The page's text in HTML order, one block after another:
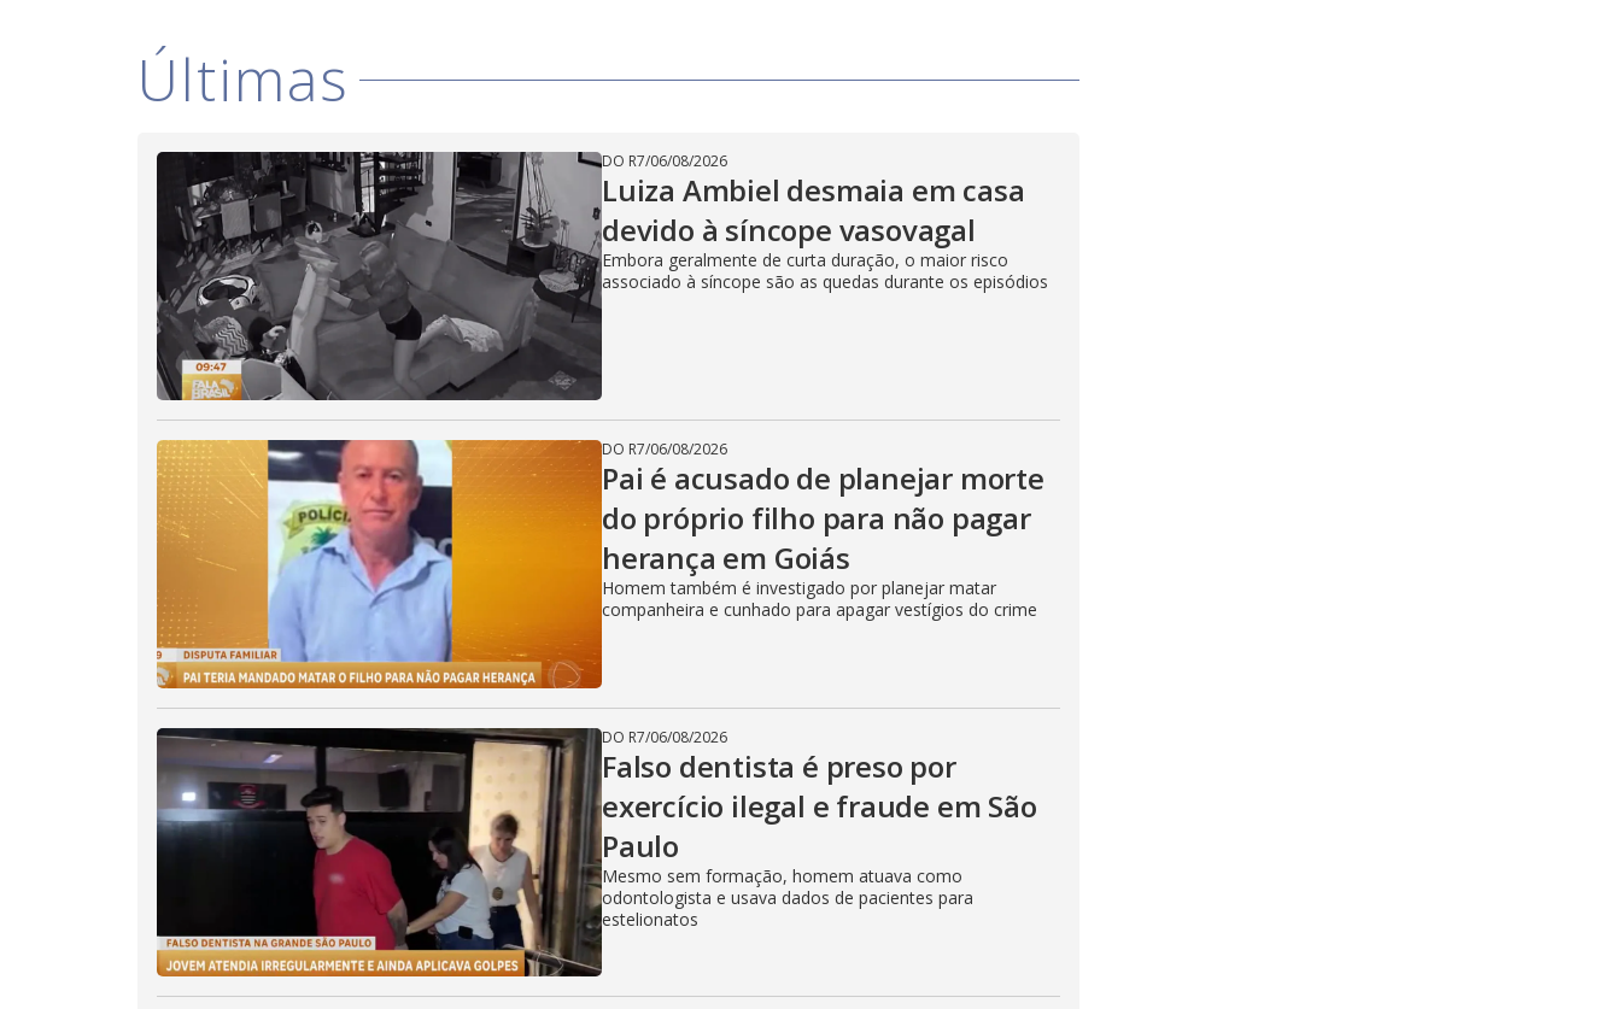
Últimas
DO R7/06/08/2026
Luiza Ambiel desmaia em casa
devido à síncope vasovagal
Embora geralmente de curta duração, o maior risco
associado à síncope são as quedas durante os episódios
DO R7/06/08/2026
Pai é acusado de planejar morte
do próprio filho para não pagar
herança em Goiás
Homem também é investigado por planejar matar
companheira e cunhado para apagar vestígios do crime
DO R7/06/08/2026
Falso dentista é preso por
exercício ilegal e fraude em São
Paulo
Mesmo sem formação, homem atuava como
odontologista e usava dados de pacientes para
estelionatos